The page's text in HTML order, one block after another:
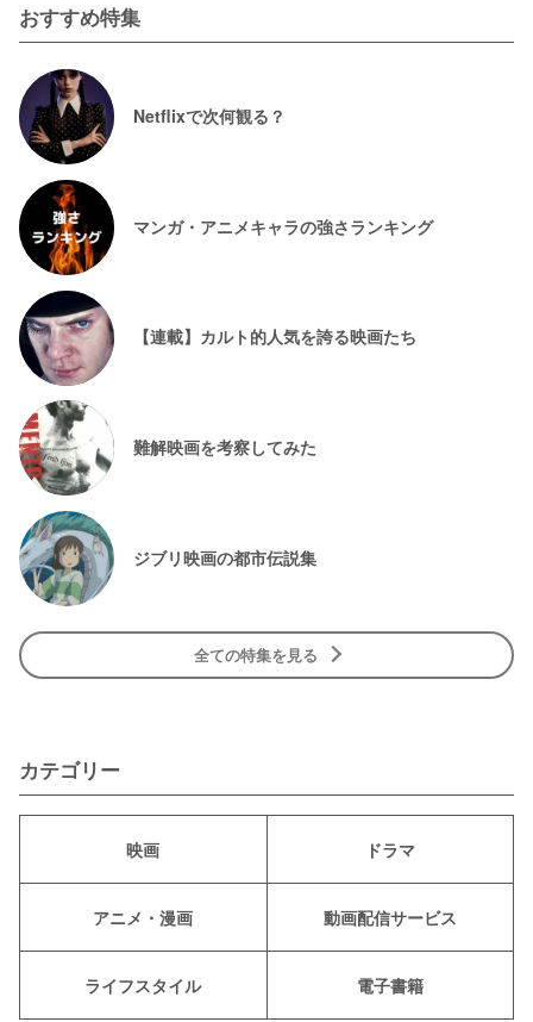
おすすめ特集
Netflixで次何観る？
マンガ・アニメキャラの強さランキング
【連載】カルト的人気を誇る映画たち
難解映画を考察してみた
ジブリ映画の都市伝説集
全ての特集を見る
カテゴリー
映画 ドラマ
アニメ・漫画 動画配信サービス
ライフスタイル 電子書籍